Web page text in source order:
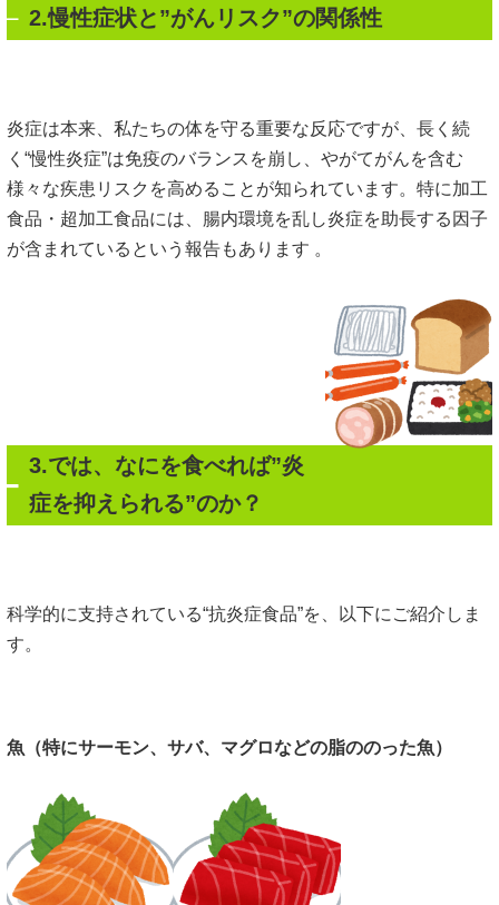
2.慢性症状と”がんリスク”の関係性
炎症は本来、私たちの体を守る重要な反応ですが、長く続
く“慢性炎症”は免疫のバランスを崩し、やがてがんを含む
様々な疾患リスクを高めることが知られています。特に加工
食品・超加工食品には、腸内環境を乱し炎症を助長する因子
が含まれているという報告もあります 。
3.では、なにを食べれば”炎
症を抑えられる”のか？
科学的に支持されている“抗炎症食品”を、以下にご紹介しま
す。
魚（特にサーモン、サバ、マグロなどの脂ののった魚）